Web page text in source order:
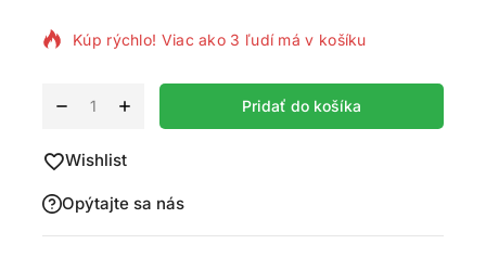
Kúp rýchlo! Viac ako 3 ľudí má v košíku
Pridať do košíka
Wishlist
Opýtajte sa nás